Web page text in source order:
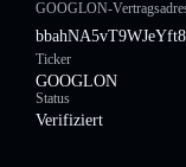
GOOGLON-
Ticker
GOOGLON
Status
Verifiziert